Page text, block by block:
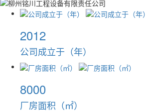
2012
公司成立于（年）
8000
厂房面积（㎡）